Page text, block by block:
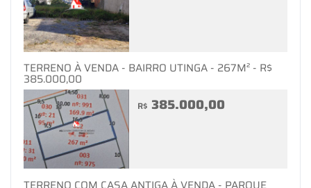
TERRENO À VENDA - BAIRRO UTINGA - 267M² - R$
385.000,00
R$ 385.000,00